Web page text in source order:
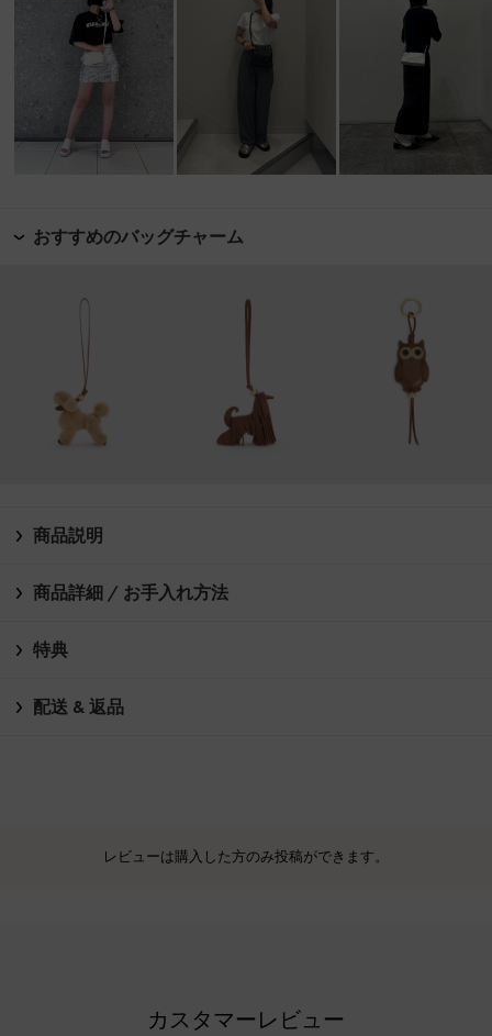
おすすめのバッグチャーム
商品説明
商品詳細 / お手入れ方法
特典
配送 & 返品
レビューは購入した方のみ投稿ができます。
カスタマーレビュー